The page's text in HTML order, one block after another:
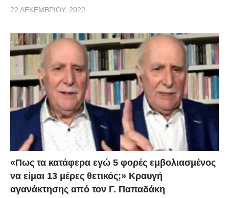
22 ΔΕΚΕΜΒΡΊΟΥ, 2022
«Πως τα κατάφερα εγώ 5 φορές εμβoλιασμένος
να είμαι 13 μέρες θετικός;» Κραυγή
αγανάκτησης από τον Γ. Παπαδάκη